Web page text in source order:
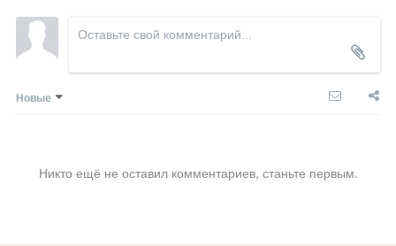
Новые
Никто ещё не оставил комментариев, станьте первым.